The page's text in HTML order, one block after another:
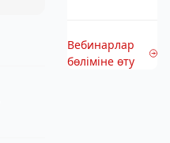
Вебинарлар
бөліміне өту